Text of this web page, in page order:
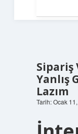
Sipariş
Yanlış
Lazım
Tarih: Ocak